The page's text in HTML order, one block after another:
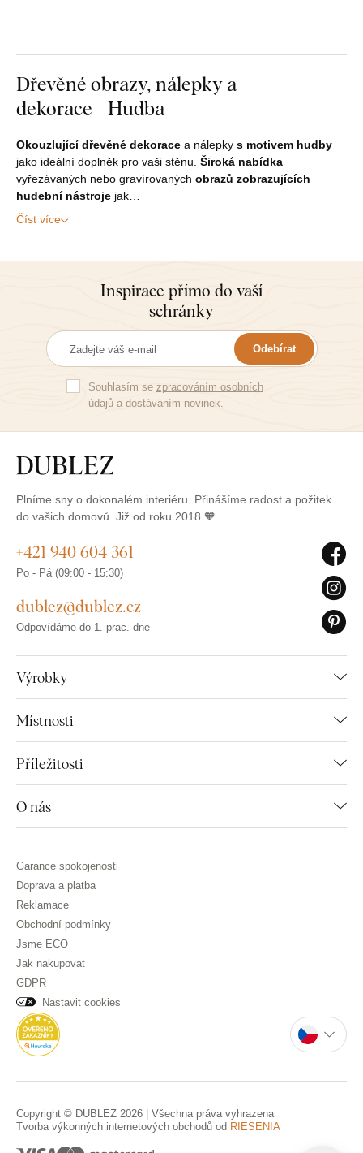
Dřevěné obrazy, nálepky a
dekorace - Hudba
Okouzlující dřevěné dekorace a nálepky s motivem hudby
jako ideální doplněk pro vaši stěnu. Široká nabídka
vyřezávaných nebo gravírovaných obrazů zobrazujících
hudební nástroje jak…
Číst více
Inspirace přímo do vaší
schránky
Odebírat
Souhlasím se zpracováním osobních
údajůa dostáváním novinek.
Plníme sny o dokonalém interiéru. Přinášíme radost a požitek
do vašich domovů. Již od roku 2018 🧡
Výrobky
Místnosti
Příležitosti
O nás
+421 940 604 361
Po - Pá (09:00 - 15:30)
dublez@dublez.cz
Odpovídáme do 1. prac. dne
Garance spokojenosti
Doprava a platba
Reklamace
Obchodní podmínky
Jsme ECO
Jak nakupovat
GDPR
Nastavit cookies
Copyright © DUBLEZ 2026 | Všechna práva vyhrazena
Tvorba výkonných internetových obchodů od RIESENIA